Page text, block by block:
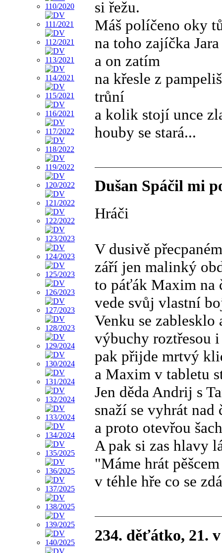
si řežu.
Máš políčeno oky
na toho zajíčka Jara
a on zatím
na křesle z
trůní
a kolik stojí unce
houby se stará...
Dušan Spáčil mi
Hráči
V dusivě
září jen malinký
to páťák Maxim na
vede svůj vlastní
Venku se zablesklo
výbuchy roztřesou
pak přijde mrtvý
a Maxim v tabletu
Jen děda Andrij s
snaží se vyhrát nad
a proto otevřou
A pak si zas hlavy
"Máme hrát
v téhle hře co se
234. děťátko, 21.